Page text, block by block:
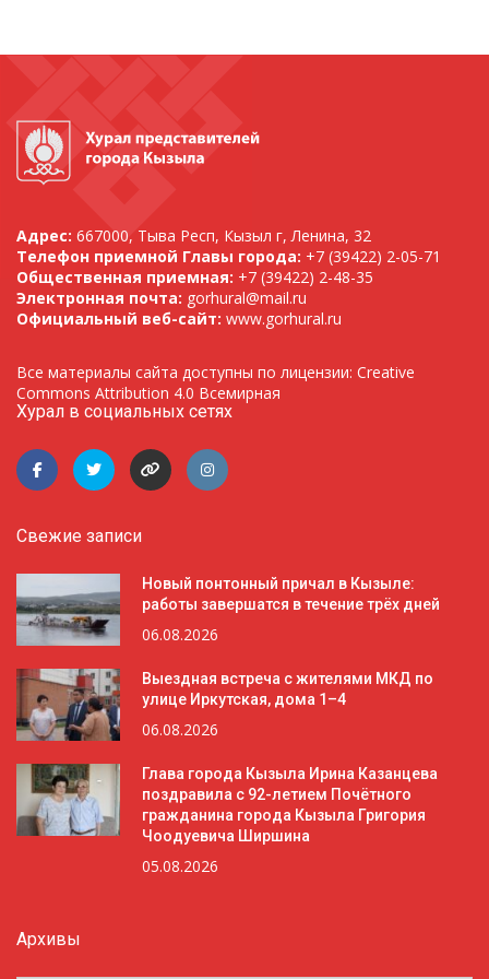
Адрес: 667000, Тыва Респ, Кызыл г, Ленина, 32
Телефон приемной Главы города: +7 (39422) 2-05-71
Общественная приемная: +7 (39422) 2-48-35
Электронная почта: gorhural@mail.ru
Официальный веб-сайт: www.gorhural.ru
Все материалы сайта доступны по лицензии: Creative
Commons Attribution 4.0 Всемирная
Хурал в социальных сетях
Свежие записи
Новый понтонный причал в Кызыле:
работы завершатся в течение трёх дней
06.08.2026
Выездная встреча с жителями МКД по
улице Иркутская, дома 1–4
06.08.2026
Глава города Кызыла Ирина Казанцева
поздравила с 92-летием Почётного
гражданина города Кызыла Григория
Чоодуевича Ширшина
05.08.2026
Архивы